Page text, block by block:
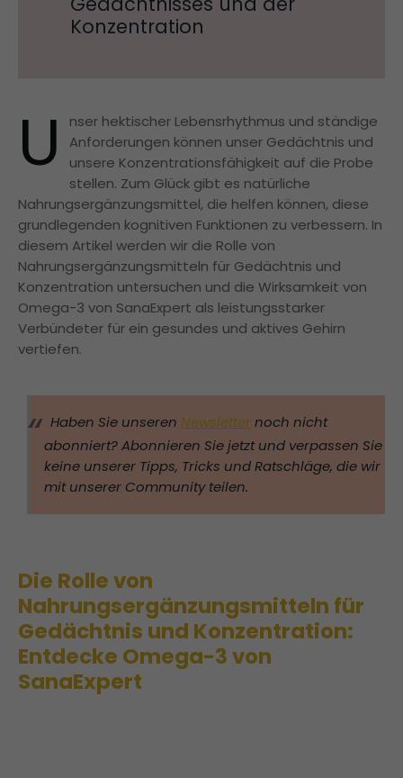
Konzentration
U
nser hektischer Lebensrhythmus und ständige
Anforderungen können unser Gedächtnis und
unsere Konzentrationsfähigkeit auf die Probe
stellen. Zum Glück gibt es natürliche
Nahrungsergänzungsmittel, die helfen können, diese
grundlegenden kognitiven Funktionen zu verbessern. In
diesem Artikel werden wir die Rolle von
Nahrungsergänzungsmitteln für Gedächtnis und
Konzentration untersuchen und die Wirksamkeit von
Omega-3 von SanaExpert als leistungsstarker
Verbündeter für ein gesundes und aktives Gehirn
vertiefen.
Haben Sie unseren Newsletternoch nicht
abonniert? Abonnieren Sie jetzt und verpassen Sie
keine unserer Tipps, Tricks und Ratschläge, die wir
mit unserer Community teilen.
Die Rolle von
Nahrungsergänzungsmitteln für
Gedächtnis und Konzentration:
Entdecke Omega-3 von
SanaExpert